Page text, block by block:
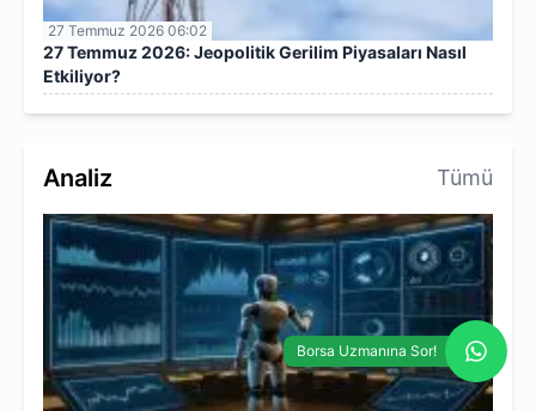
27 Temmuz 2026 06:02
27 Temmuz 2026: Jeopolitik Gerilim Piyasaları Nasıl
Etkiliyor?
Analiz Tümü
Borsa Uzmanına Sor!